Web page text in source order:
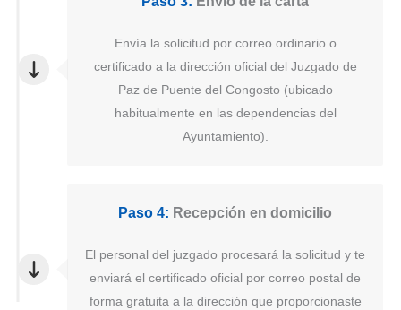
Envía la solicitud por correo ordinario o
certificado a la dirección oficial del Juzgado de
Paz de Puente del Congosto (ubicado
habitualmente en las dependencias del
Ayuntamiento).
Paso 4: Recepción en domicilio
El personal del juzgado procesará la solicitud y te
enviará el certificado oficial por correo postal de
forma gratuita a la dirección que proporcionaste